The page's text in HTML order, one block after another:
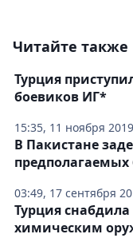
Читайте также
15:35, 11 ноября 2019
Турция
боевиков ИГ*
03:49, 17 сентября
В Пакистане
Турция
химическим